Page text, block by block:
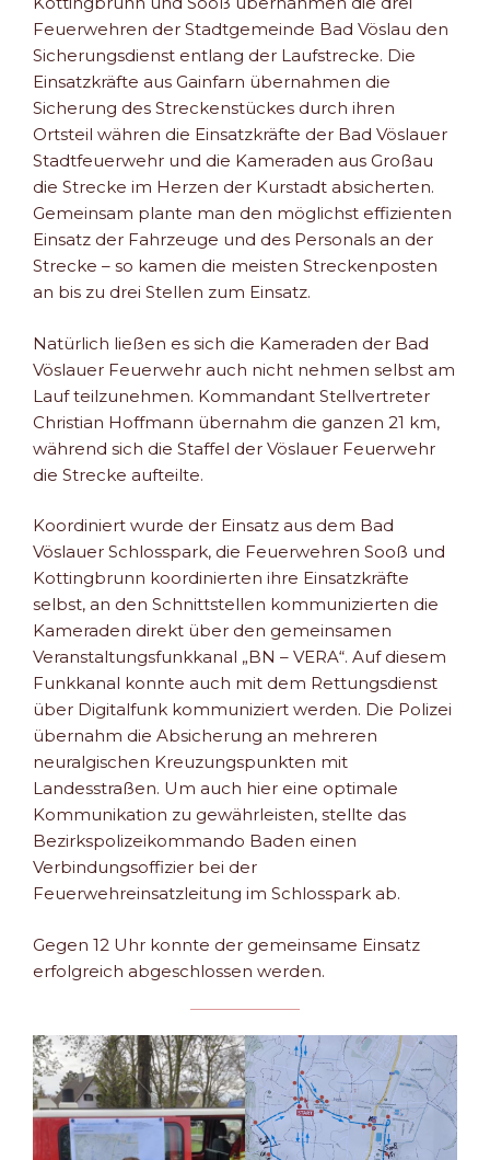
Feuerwehren der Stadtgemeinde Bad Vöslau den
Sicherungsdienst entlang der Laufstrecke. Die
Einsatzkräfte aus Gainfarn übernahmen die
Sicherung des Streckenstückes durch ihren
Ortsteil währen die Einsatzkräfte der Bad Vöslauer
Stadtfeuerwehr und die Kameraden aus Großau
die Strecke im Herzen der Kurstadt absicherten.
Gemeinsam plante man den möglichst effizienten
Einsatz der Fahrzeuge und des Personals an der
Strecke – so kamen die meisten Streckenposten
an bis zu drei Stellen zum Einsatz.
Natürlich ließen es sich die Kameraden der Bad
Vöslauer Feuerwehr auch nicht nehmen selbst am
Lauf teilzunehmen. Kommandant Stellvertreter
Christian Hoffmann übernahm die ganzen 21 km,
während sich die Staffel der Vöslauer Feuerwehr
die Strecke aufteilte.
Koordiniert wurde der Einsatz aus dem Bad
Vöslauer Schlosspark, die Feuerwehren Sooß und
Kottingbrunn koordinierten ihre Einsatzkräfte
selbst, an den Schnittstellen kommunizierten die
Kameraden direkt über den gemeinsamen
Veranstaltungsfunkkanal „BN – VERA“. Auf diesem
Funkkanal konnte auch mit dem Rettungsdienst
über Digitalfunk kommuniziert werden. Die Polizei
übernahm die Absicherung an mehreren
neuralgischen Kreuzungspunkten mit
Landesstraßen. Um auch hier eine optimale
Kommunikation zu gewährleisten, stellte das
Bezirkspolizeikommando Baden einen
Verbindungsoffizier bei der
Feuerwehreinsatzleitung im Schlosspark ab.
Gegen 12 Uhr konnte der gemeinsame Einsatz
erfolgreich abgeschlossen werden.